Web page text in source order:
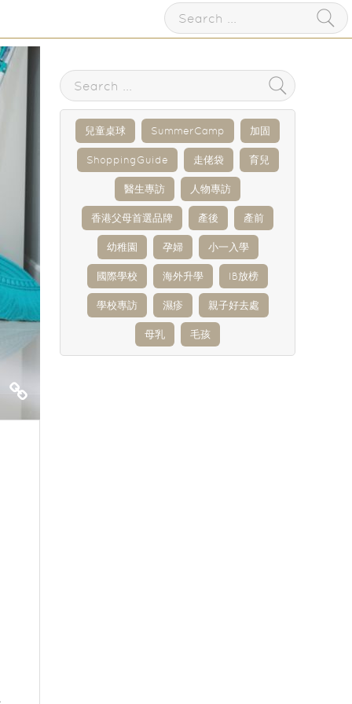
兒童桌球 SummerCamp 加固
ShoppingGuide 走佬袋 育兒
醫生專訪 人物專訪
香港父母首選品牌 產後 產前
幼稚園 孕婦 小一入學
國際學校 海外升學 IB放榜
學校專訪 濕疹 親子好去處
母乳 毛孩